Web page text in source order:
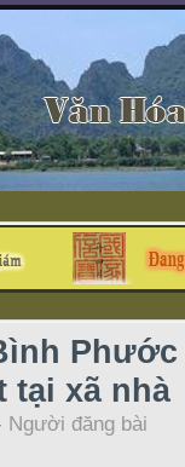
Phước
tại xã nhà
Người đăng bài